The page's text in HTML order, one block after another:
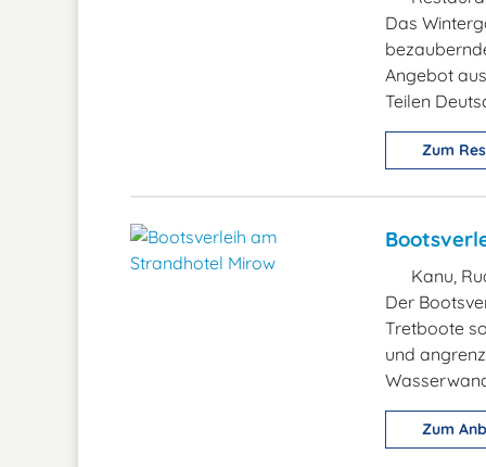
Das
Angebot
Teilen
Zum
Kanu,
Der
Tretboote
und
Zum